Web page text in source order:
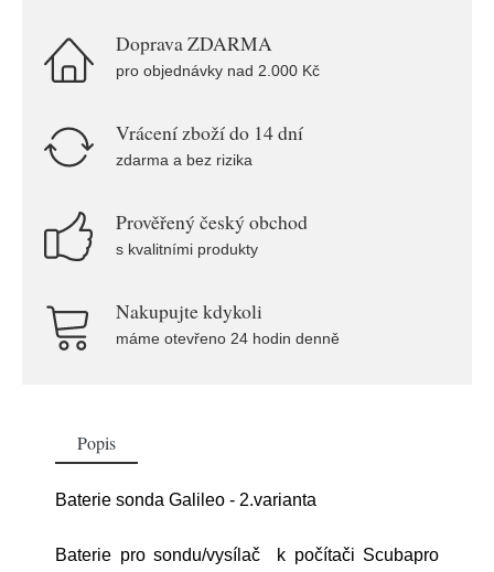
Doprava ZDARMA
pro objednávky nad 2.000 Kč
Vrácení zboží do 14 dní
zdarma a bez rizika
Prověřený český obchod
s kvalitními produkty
Nakupujte kdykoli
máme otevřeno 24 hodin denně
Popis
Baterie sonda Galileo - 2.varianta
Baterie pro sondu/vysílač k počítači Scubapro